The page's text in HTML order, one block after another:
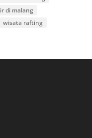
di malang
wisata rafting